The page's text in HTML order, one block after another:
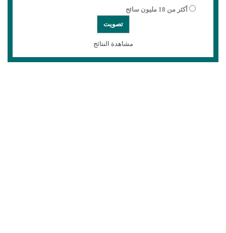
أكثر من 18 مليون سائح
مشاهدة النتائج